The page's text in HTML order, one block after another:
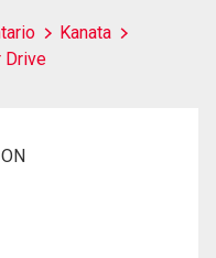
Kanata
Drive